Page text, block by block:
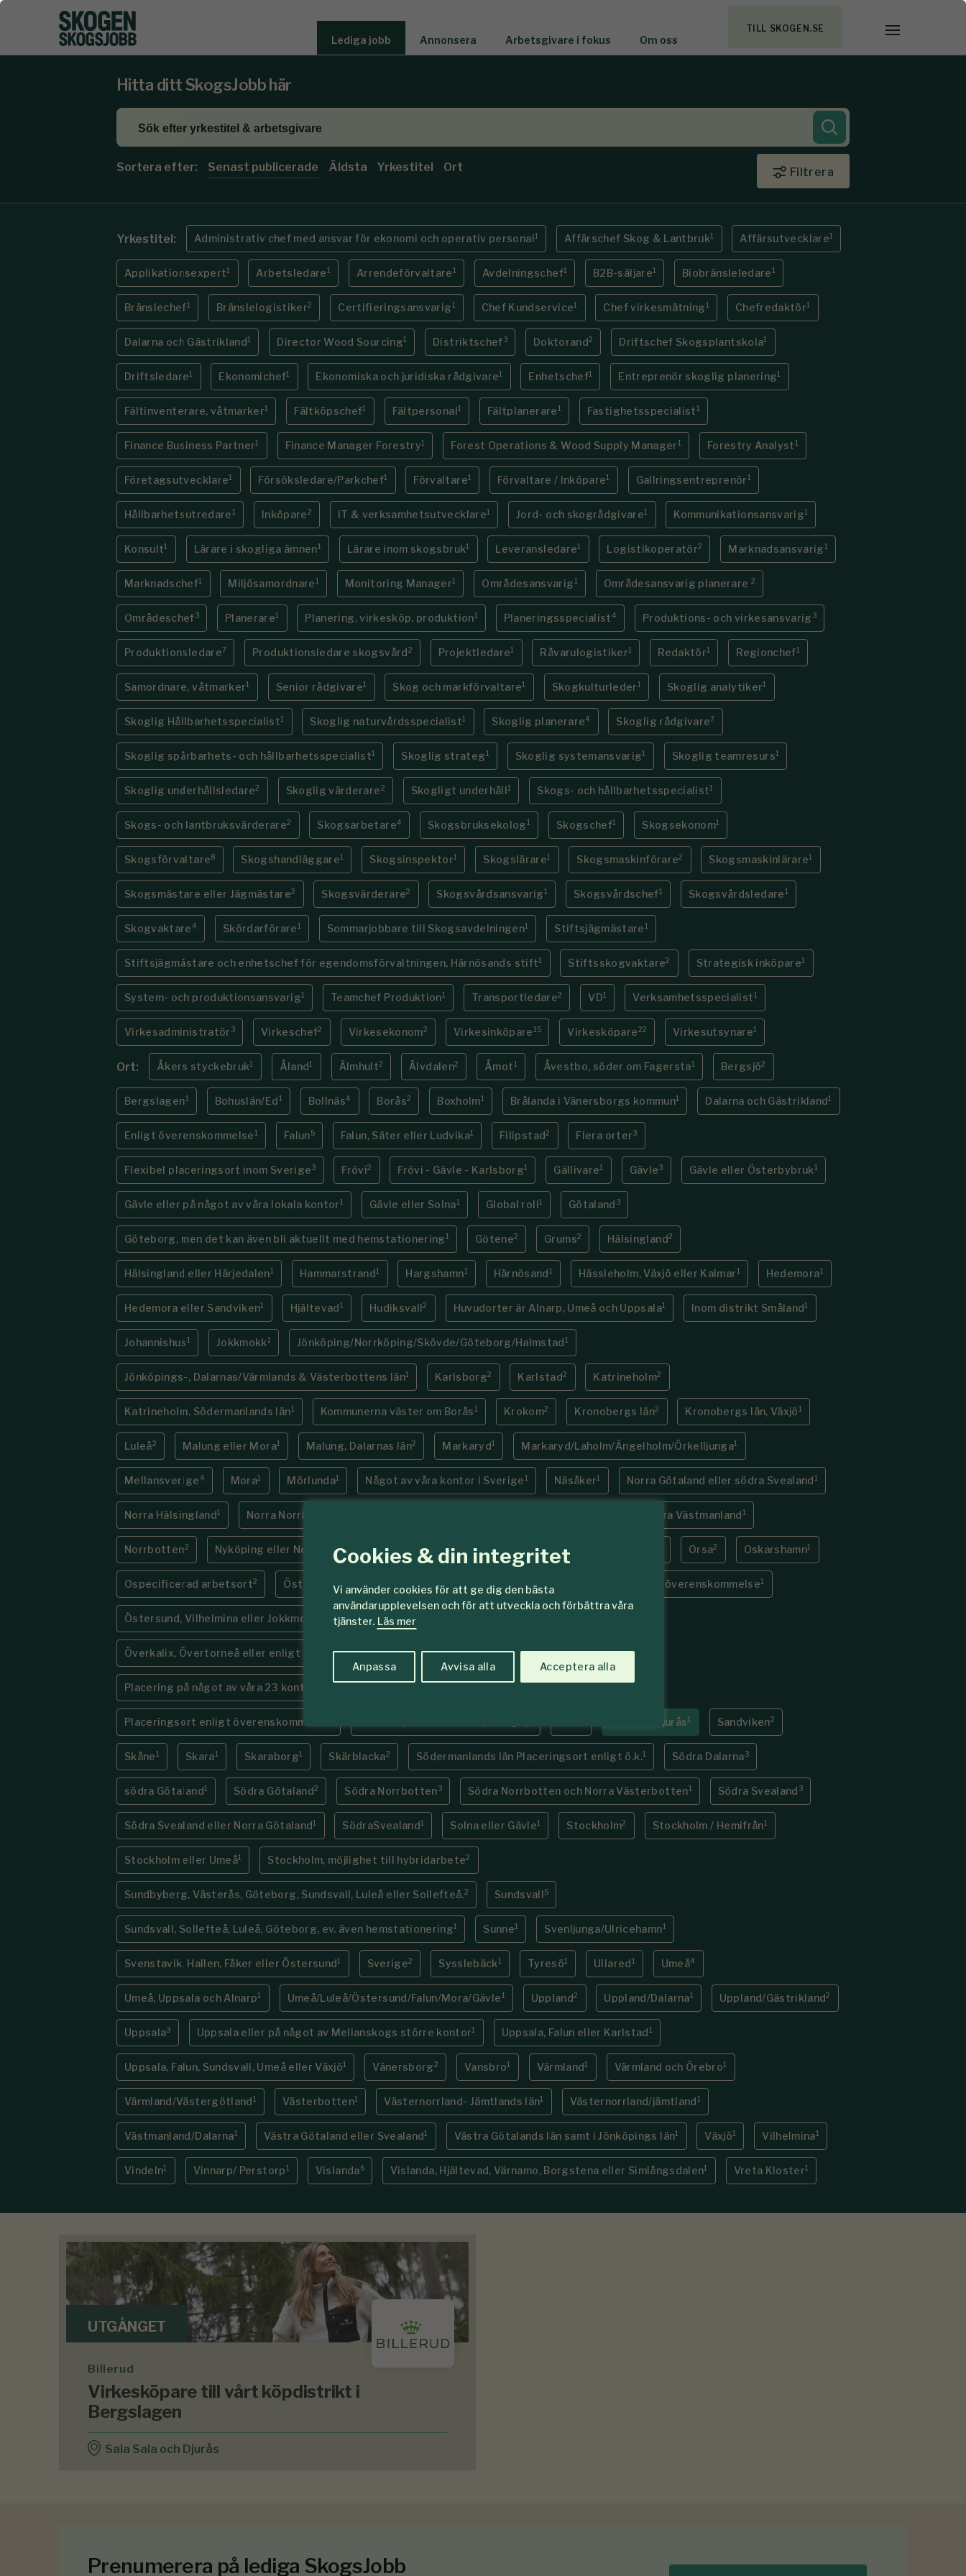
Cookies & din integritet
Vi använder cookies för att ge dig den bästa
användarupplevelsen och för att utveckla och förbättra våra
tjänster. Läs mer
Anpassa Avvisa alla Acceptera alla
Lediga jobb Annonsera Arbetsgivare i fokus Om oss
TILL SKOGEN.SE
Hitta ditt SkogsJobb här
Sortera efter: Senast publicerade Äldsta Yrkestitel Ort Filtrera
Yrkestitel: Administrativ chef med ansvar för ekonomi och operativ personal1 Affärschef Skog & Lantbruk1 Affärsutvecklare1
Applikationsexpert1 Arbetsledare1 Arrendeförvaltare1 Avdelningschef1 B2B-säljare1 Biobränsleledare1
Bränslechef1 Bränslelogistiker2 Certifieringsansvarig1 Chef Kundservice1 Chef virkesmätning1 Chefredaktör1
Dalarna och Gästrikland1 Director Wood Sourcing1 Distriktschef3 Doktorand2 Driftschef Skogsplantskola1
Driftsledare1 Ekonomichef1 Ekonomiska och juridiska rådgivare1 Enhetschef1 Entreprenör skoglig planering1
Fältinventerare, våtmarker1 Fältköpschef1 Fältpersonal1 Fältplanerare1 Fastighets­specialist1
Finance Business Partner1 Finance Manager Forestry1 Forest Operations & Wood Supply Manager1 Forestry Analyst1
Företagsutvecklare1 Försöksledare/Parkchef1 Förvaltare1 Förvaltare / Inköpare1 Gallringsentreprenör1
Hållbarhetsutredare1 Inköpare2 IT & verksamhetsutvecklare1 Jord- och skogrådgivare1 Kommunikations­ansvarig1
Konsult1 Lärare i skogliga ämnen1 Lärare inom skogsbruk1 Leveransledare1 Logistikoperatör2 Marknadsansvarig1
Marknadschef1 Miljösamordnare1 Monitoring Manager1 Områdesansvarig1 Områdesansvarig planerare 2
Områdeschef3 Planerare1 Planering, virkesköp, produktion1 Planeringsspecialist4 Produktions- och virkesansvarig 3
Produktionsledare7 Produktionsledare skogsvård2 Projektledare1 Råvarulogistiker1 Redaktör1 Regionchef1
Samordnare, våtmarker1 Senior rådgivare1 Skog och markförvaltare1 Skogkulturleder1 Skoglig analytiker1
Skoglig Hållbarhetsspecialist1 Skoglig naturvårdsspecialist1 Skoglig planerare4 Skoglig rådgivare7
Skoglig spårbarhets- och hållbarhetsspecialist1 Skoglig strateg1 Skoglig systemansvarig1 Skoglig teamresurs1
Skoglig underhållsledare2 Skoglig värderare2 Skogligt underhåll1 Skogs- och hållbarhetsspecialist1
Skogs- och lantbruksvärderare2 Skogsarbetare4 Skogsbruksekolog1 Skogschef1 Skogsekonom1
Skogsförvaltare8 Skogshandläggare1 Skogsinspektor1 Skogslärare1 Skogsmaskinförare2 Skogsmaskinlärare1
Skogsmästare eller Jägmästare2 Skogsvärderare2 Skogsvårdsansvarig1 Skogsvårdschef1 Skogsvårdsledare1
Skogvaktare4 Skördarförare1 Sommarjobbare till Skogsavdelningen1 Stiftsjägmästare1
Stiftsjägmästare och enhetschef för egendomsförvaltningen, Härnösands stift1 Stiftsskogvaktare2 Strategisk inköpare1
System- och produktionsansvarig1 Teamchef Produktion1 Transportledare2 VD1 Verksamhetsspecialist1
Virkesadministratör 3 Virkeschef2 Virkesekonom2 Virkesinköpare15 Virkesköpare22 Virkesutsynare1
Ort: Åkers styckebruk1 Åland1 Älmhult2 Älvdalen2 Åmot1 Åvestbo, söder om Fagersta1 Bergsjö2
Bergslagen1 Bohuslän/Ed1 Bollnäs4 Borås2 Boxholm1 Brålanda i Vänersborgs kommun1 Dalarna och Gästrikland1
Enligt överenskommelse1 Falun5 Falun, Säter eller Ludvika1 Filipstad2 Flera orter3
Flexibel placeringsort inom Sverige3 Frövi2 Frövi - Gävle - Karlsborg1 Gällivare1 Gävle3 Gävle eller Österbybruk1
Gävle eller på något av våra lokala kontor1 Gävle eller Solna1 Global roll1 Götaland 3
Göteborg, men det kan även bli aktuellt med hemstationering1 Götene2 Grums2 Hälsingland2
Hälsingland eller Härjedalen1 Hammarstrand1 Hargshamn1 Härnösand1 Hässleholm, Växjö eller Kalmar1 Hedemora1
Hedemora eller Sandviken1 Hjältevad1 Hudiksvall2 Huvudorter är Alnarp, Umeå och Uppsala1 Inom distrikt Småland1
Johannishus1 Jokkmokk1 Jönköping/Norrköping/Skövde/Göteborg/Halmstad1
Jönköpings-, Dalarnas/Värmlands & Västerbottens län1 Karlsborg2 Karlstad2 Katrineholm2
Katrineholm, Södermanlands län1 Kommunerna väster om Borås1 Krokom2 Kronobergs län2 Kronobergs län, Växjö1
Luleå2 Malung eller Mora1 Malung, Dalarnas län2 Markaryd1 Markaryd/Laholm/Ängelholm/Örkelljunga1
Mellansverige4 Mora1 Mörlunda1 Något av våra kontor i Sverige1 Näsåker1 Norra Götaland eller södra Svealand1
Norra Hälsingland1 Norra Norrbotten Norra Värmland, Södra Dalarna & Norra Västmanland1
Norrbotten2 Nyköping eller Norrköping Nymölla, Bromölla kommun Ockelbo Orsa2 Oskarshamn1
Ospecificerad arbetsort2 Österbybruk/Gävle Östersund Östersund eller annan ort efter överenskommelse1
Östersund, Vilhelmina eller Jokkmokk Østfold (region Havass) Norge
Överkalix, Övertorneå eller enligt överenskommelse1 Perstorp1 Piteå2
Placering på något av våra 23 kontor runtom i Sverige. 1
Placeringsort enligt överenskommelse Sala och Djurås1 Sandviken2
Skåne1 Skara1 Skaraborg1 Skärblacka2 Södermanlands län Placeringsort enligt ö.k.1 Södra Dalarna3
södra Götaland1 Södra Götaland2 Södra Norrbotten3 Södra Norrbotten och Norra Västerbotten1 Södra Svealand 3
Södra Svealand eller Norra Götaland1 SödraSvealand1 Solna eller Gävle1 Stockholm2 Stockholm / Hemifrån1
Stockholm eller Umeå1 Stockholm, möjlighet till hybridarbete2
Sundbyberg, Västerås, Göteborg, Sundsvall, Luleå eller Sollefteå.2 Sundsvall5
Sundsvall, Sollefteå, Luleå, Göteborg, ev. även hemstationering1 Sunne1 Svenljunga/Ulricehamn1
Svenstavik, Hallen, Fåker eller Östersund1 Sverige2 Sysslebäck1 Tyresö1 Ullared1 Umeå4
Umeå, Uppsala och Alnarp1 Umeå/Luleå/Östersund/Falun/Mora/Gävle1 Uppland2 Uppland/Dalarna1 Uppland/Gästrikland2
Uppsala3 Uppsala eller på något av Mellanskogs större kontor1 Uppsala, Falun eller Karlstad1
Uppsala, Falun, Sundsvall, Umeå eller Växjö1 Vänersborg2 Vansbro1 Värmland1 Värmland och Örebro1
Värmland/Västergötland1 Västerbotten1 Västernorrland- Jämtlands län1 Västernorrland/jämtland1
Västmanland/Dalarna1 Västra Götaland eller Svealand1 Västra Götalands län samt i Jönköpings län1 Växjö1 Vilhelmina1
Vindeln1 Vinnarp/ Perstorp1 Vislanda6 Vislanda, Hjältevad, Värnamo, Borgstena eller Simlångsdalen1 Vreta Kloster1
UTGÅNGET
Billerud
Virkesköpare till vårt köpdistrikt i
Bergslagen
Sala Sala och Djurås
Prenumerera på lediga SkogsJobb